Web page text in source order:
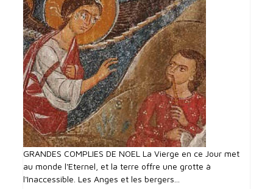
GRANDES COMPLIES DE NOEL La Vierge en ce Jour met
au monde l'Eternel, et la terre offre une grotte à
l'Inaccessible. Les Anges et les bergers...